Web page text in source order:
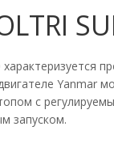
Yanmar
с
запуском.